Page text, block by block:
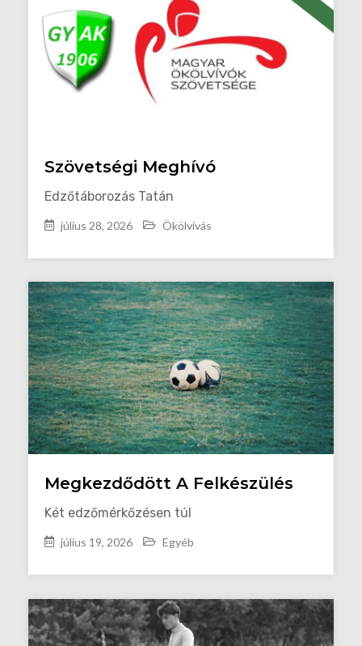
Szövetségi Meghívó
Edzőtáborozás Tatán
július 28, 2026 Ökölvívás
Megkezdődött A Felkészülés
Két edzőmérkőzésen túl
július 19, 2026 Egyéb